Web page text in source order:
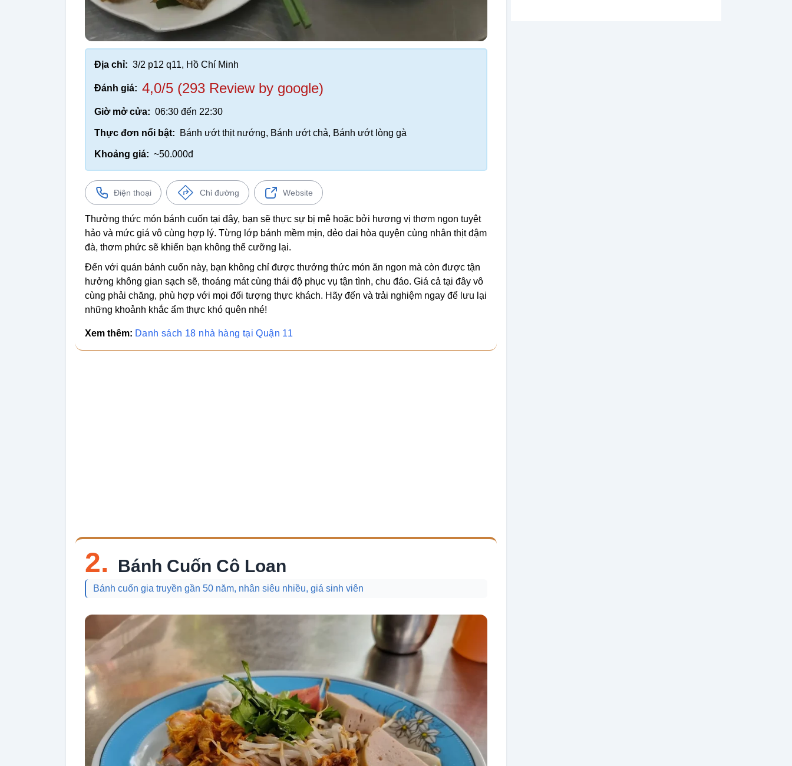
Địa chỉ: 3/2 p12 q11, Hồ Chí Minh
Đánh giá: 4,0/5 (293 Review by google)
Giờ mở cửa: 06:30 đến 22:30
Thực đơn nổi bật: Bánh ướt thịt nướng, Bánh ướt chả, Bánh ướt lòng gà
Khoảng giá: ~50.000đ
Điện thoại Chỉ đường Website
Thưởng thức món bánh cuốn tại đây, bạn sẽ thực sự bị mê hoặc bởi hương vị thơm ngon tuyệt
hảo và mức giá vô cùng hợp lý. Từng lớp bánh mềm mịn, dẻo dai hòa quyện cùng nhân thịt đậm
đà, thơm phức sẽ khiến bạn không thể cưỡng lại.
Đến với quán bánh cuốn này, bạn không chỉ được thưởng thức món ăn ngon mà còn được tận
hưởng không gian sạch sẽ, thoáng mát cùng thái độ phục vụ tận tình, chu đáo. Giá cả tại đây vô
cùng phải chăng, phù hợp với mọi đối tượng thực khách. Hãy đến và trải nghiệm ngay để lưu lại
những khoảnh khắc ẩm thực khó quên nhé!
Xem thêm: Danh sách 18 nhà hàng tại Quận 11
2. Bánh Cuốn Cô Loan
Bánh cuốn gia truyền gần 50 năm, nhân siêu nhiều, giá sinh viên